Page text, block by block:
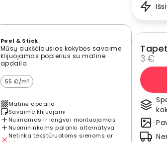
Peel & Stick
Mūsų aukščiausios kokybės savaime
klijuojamas popierius su matine
apdaila
55 €/m²
Matinė apdaila
Savaime klijuojami
Nuimamas ir lengvai montuojamas
Nuomininkams palanki alternatyva
Netinka tekstūruotoms sienoms ar
3 €